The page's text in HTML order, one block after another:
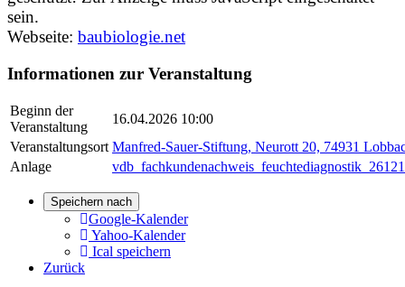
sein.
Webseite: baubiologie.net
Informationen zur Veranstaltung
Beginn der
Veranstaltung
16.04.2026 10:00
Veranstaltungsort Manfred-Sauer-Stiftung, Neurott 20, 74931
Anlage
Speichern nach
Google-Kalender
Yahoo-Kalender
Ical speichern
Zurück